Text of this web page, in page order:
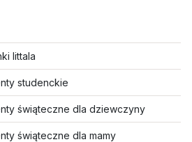
Iittala
studenckie
świąteczne dla dziewczyny
świąteczne dla mamy